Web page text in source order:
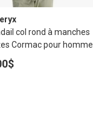
col rond à manches
Cormac pour homme